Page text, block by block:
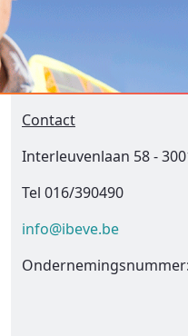
Contact
Interleuvenlaan 58 -
Tel 016/390490
info@ibeve.be